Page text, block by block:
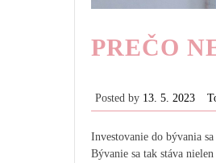
PREČO
Posted by 13. 5. 2023
Investovanie do bývania
Bývanie sa tak stáva